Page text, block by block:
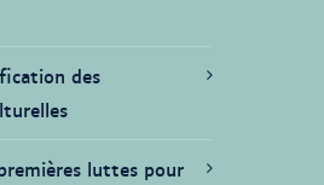
des
luttes pour